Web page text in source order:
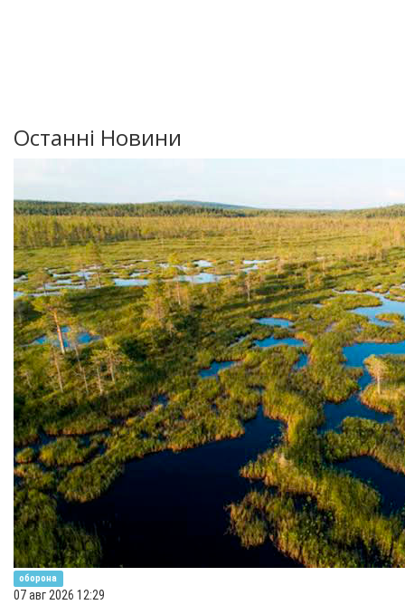
Останні Новини
оборона
07 авг 2026 12:29